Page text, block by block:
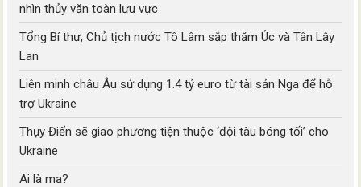
nhìn thủy văn toàn lưu vực
Tổng Bí thư, Chủ tịch nước Tô Lâm sắp thăm Úc và Tân Lây
Lan
Liên minh châu Âu sử dụng 1.4 tỷ euro từ tài sản Nga để hỗ
trợ Ukraine
Thụy Điển sẽ giao phương tiện thuộc ‘đội tàu bóng tối’ cho
Ukraine
Ai là ma?